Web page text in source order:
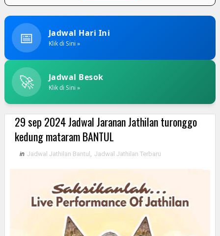
📅 Jadwal Hari Ini
Klik di Sini »
🚀 Jadwal Besok
Klik di Sini »
29 sep 2024 Jadwal Jaranan Jathilan turonggo
kedung mataram BANTUL
in Jadwal Jathilan Bantul Jadwal Jathilan Terbaru